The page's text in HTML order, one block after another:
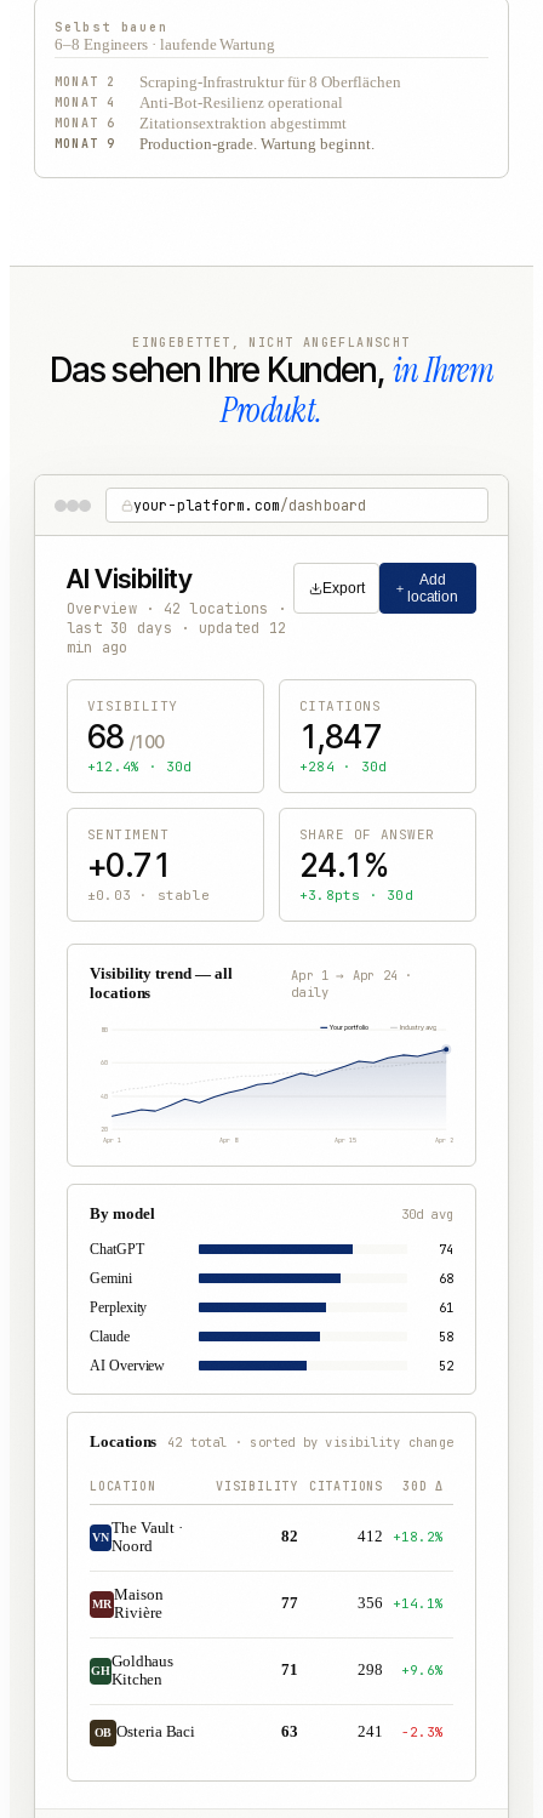
Selbst bauen
6–8 Engineers · laufende Wartung
MONAT 2 Scraping-Infrastruktur für 8 Oberflächen
MONAT 4 Anti-Bot-Resilienz operational
MONAT 6 Zitationsextraktion abgestimmt
MONAT 9 Production-grade. Wartung beginnt.
EINGEBETTET, NICHT ANGEFLANSCHT
Das sehen Ihre Kunden, in Ihrem
Produkt.
your-platform.com/dashboard
AI Visibility
Overview · 42 locations ·
last 30 days · updated 12
min ago
Export
Add
location
VISIBILITY
68 /100
+12.4% · 30d
CITATIONS
1,847
+284 · 30d
SENTIMENT
+0.71
±0.03 · stable
SHARE OF ANSWER
24.1%
+3.8pts · 30d
Visibility trend — all
locations
Apr 1 → Apr 24 ·
daily
20
40
60
80
Apr 1 Apr 8 Apr 15 Apr 22
Your portfolio Industry avg
By model 30d avg
ChatGPT 74
Gemini 68
Perplexity 61
Claude 58
AI Overview 52
Locations 42 total · sorted by visibility change
LOCATION VISIBILITY CITATIONS 30D Δ
VN
The Vault ·
Noord
82 412 +18.2%
MR
Maison
Rivière
77 356 +14.1%
GH
Goldhaus
Kitchen
71 298 +9.6%
OB Osteria Baci 63 241 −2.3%